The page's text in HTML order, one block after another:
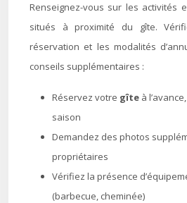
Renseignez-vous sur les activités
situés à proximité du gîte.
réservation et les modalités
conseils supplémentaires :
Réservez votre gîte à
saison
Demandez des photos
propriétaires
Vérifiez la présence
(barbecue, cheminée)